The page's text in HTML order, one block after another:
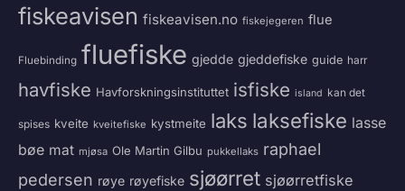
fiskeavisen fiskeavisen.no fiskejegeren flue
Fluebinding fluefiske gjedde gjeddefiske guide harr
havfiske Havforskningsinstituttet isfiske island kan det
spises kveite kveitefiske kystmeite laks laksefiske lasse
bøe mat mjøsa Ole Martin Gilbu pukkellaks raphael
pedersen røye røyefiske sjøørret sjøørretfiske